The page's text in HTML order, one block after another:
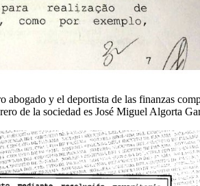
abogado y el deportista de las finanzas
de la sociedad es José Miguel Algorta